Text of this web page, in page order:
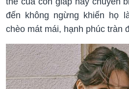
đến không ngừng khiến họ
chèo mát mái, hạnh phúc tràn